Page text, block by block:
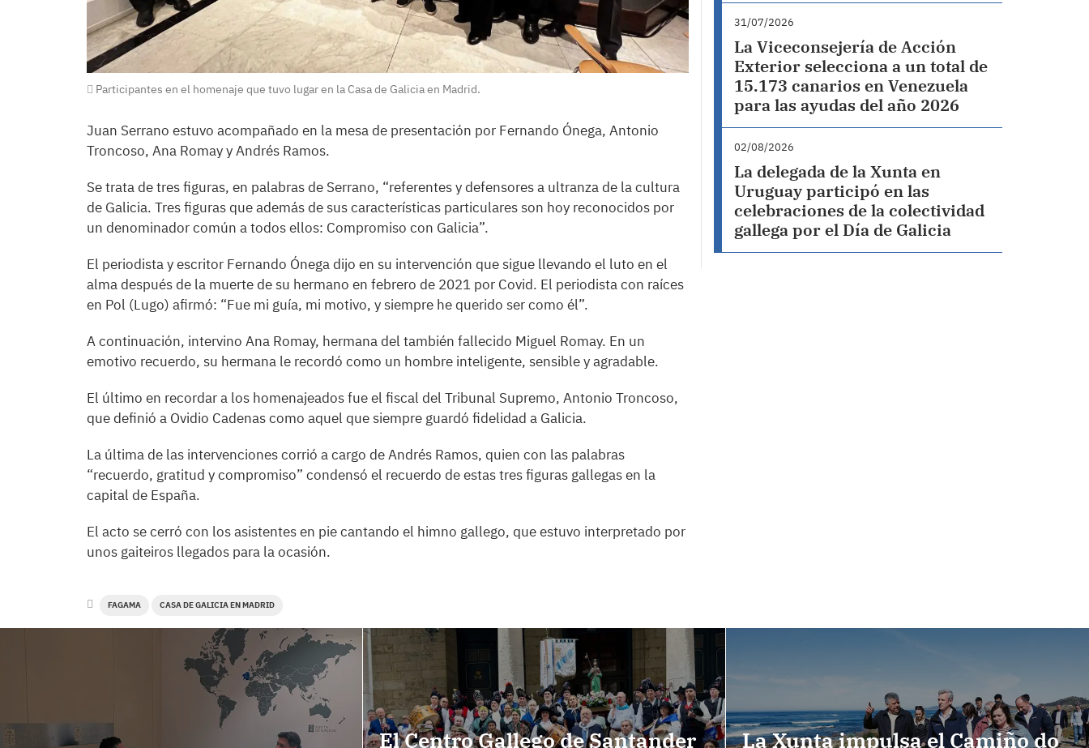
Participantes en el homenaje que tuvo lugar en la Casa de Galicia en Madrid.
Juan Serrano estuvo acompañado en la mesa de presentación por Fernando Ónega, Antonio
Troncoso, Ana Romay y Andrés Ramos.
Se trata de tres figuras, en palabras de Serrano, “referentes y defensores a ultranza de la cultura
de Galicia. Tres figuras que además de sus características particulares son hoy reconocidos por
un denominador común a todos ellos: Compromiso con Galicia”.
El periodista y escritor Fernando Ónega dijo en su intervención que sigue llevando el luto en el
alma después de la muerte de su hermano en febrero de 2021 por Covid. El periodista con raíces
en Pol (Lugo) afirmó: “Fue mi guía, mi motivo, y siempre he querido ser como él”.
A continuación, intervino Ana Romay, hermana del también fallecido Miguel Romay. En un
emotivo recuerdo, su hermana le recordó como un hombre inteligente, sensible y agradable.
El último en recordar a los homenajeados fue el fiscal del Tribunal Supremo, Antonio Troncoso,
que definió a Ovidio Cadenas como aquel que siempre guardó fidelidad a Galicia.
La última de las intervenciones corrió a cargo de Andrés Ramos, quien con las palabras
“recuerdo, gratitud y compromiso” condensó el recuerdo de estas tres figuras gallegas en la
capital de España.
El acto se cerró con los asistentes en pie cantando el himno gallego, que estuvo interpretado por
unos gaiteiros llegados para la ocasión.
FAGAMA CASA DE GALICIA EN MADRID
31/07/2026
La Viceconsejería de Acción
Exterior selecciona a un total de
15.173 canarios en Venezuela
para las ayudas del año 2026
02/08/2026
La delegada de la Xunta en
Uruguay participó en las
celebraciones de la colectividad
gallega por el Día de Galicia
El Centro Gallego de Santander La Xunta impulsa el Camiño do